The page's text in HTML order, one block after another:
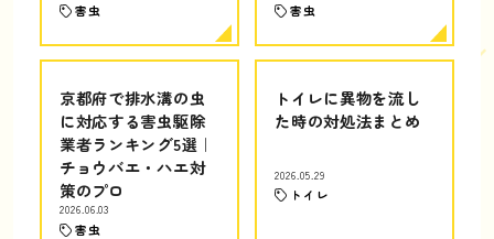
害虫 害虫
京都府で排水溝の虫
に対応する害虫駆除
業者ランキング5選｜
チョウバエ・ハエ対
策のプロ
2026.06.03
害虫
トイレに異物を流し
た時の対処法まとめ
2026.05.29
トイレ